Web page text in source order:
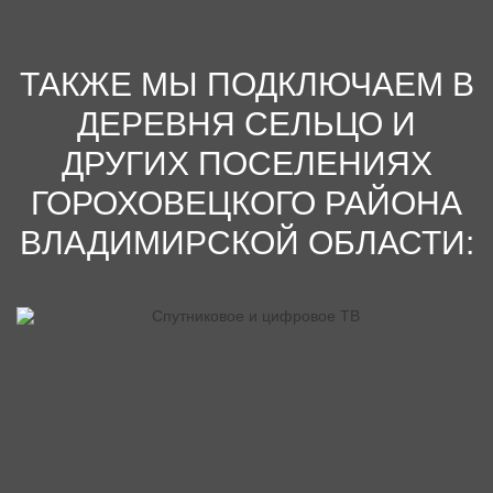
ТАКЖЕ МЫ ПОДКЛЮЧАЕМ В
ДЕРЕВНЯ СЕЛЬЦО И
ДРУГИХ ПОСЕЛЕНИЯХ
ГОРОХОВЕЦКОГО РАЙОНА
ВЛАДИМИРСКОЙ ОБЛАСТИ: